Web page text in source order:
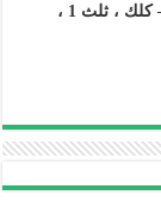
من الخطوط الرائعة مرتبة كالتالي : ae-ثلث ، ثلث – كلك ، ثلث 1 ،